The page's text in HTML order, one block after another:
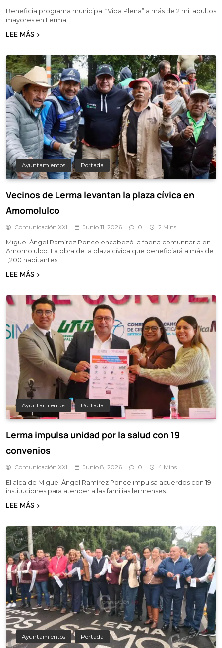
Beneficia programa municipal “Vida Plena” a más de 2 mil adultos
mayores en Lerma
LEE MÁS
Ayuntamientos Portada
Vecinos de Lerma levantan la plaza cívica en
Amomolulco
Comunicación XXI Junio 11, 2026 0 2 Mins
Miguel Ángel Ramírez Ponce encabezó la faena comunitaria en
Amomolulco. La obra de la plaza cívica que beneficiará a más de
1,200 habitantes.
LEE MÁS
Ayuntamientos Portada
Lerma impulsa unidad por la salud con 19
convenios
Comunicación XXI Junio 8, 2026 0 4 Mins
El alcalde Miguel Ángel Ramírez Ponce impulsa acuerdos con 19
instituciones para atender a las familias lermenses.
LEE MÁS
Ayuntamientos Portada